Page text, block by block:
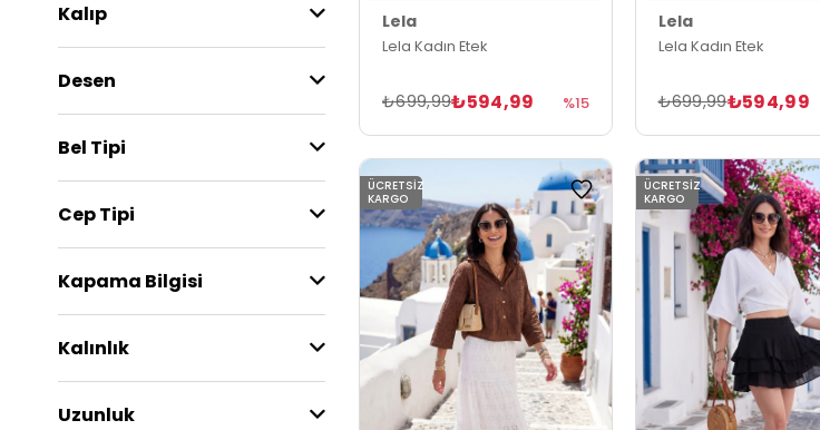
Kalıp
Desen
Bel Tipi
Cep Tipi
Kapama Bilgisi
Kalınlık
Uzunluk
Lela
Lela Kadın Etek
₺594,99
₺699,99 %15
Lela
Lela Kadın Etek
₺594,99
₺699,99
ÜCRETSIZ
KARGO
ÜCRETSIZ
KARGO